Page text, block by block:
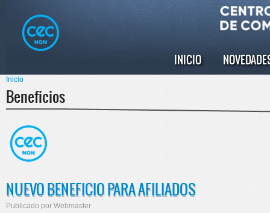
principal
Menú principal
INICIO
Se encuentra usted aquí
Inicio
Beneficios
NUEVO BENEFICIO PARA AFILIADOS
Publicado por Webmaster